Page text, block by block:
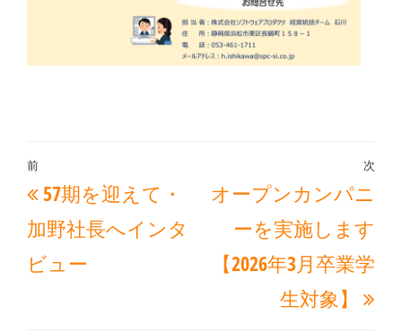
投
稿
ナ
ビ
過
去
の
投
前
57期を迎えて・
加野社長へインタ
ビュー
次
次
オープンカンパニ
ーを実施します
【2026年3月卒業学
生対象】